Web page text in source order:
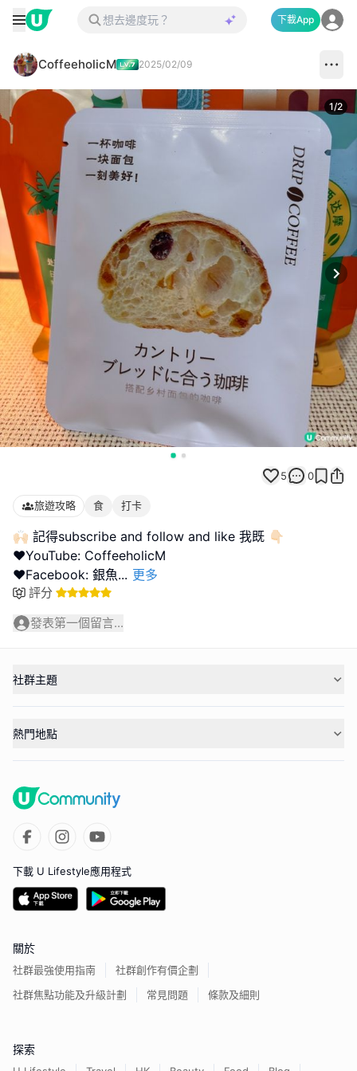
下載App
CoffeeholicM 2025/02/09
1/2
5 0
旅遊攻略 食 打卡
🙌🏻 記得subscribe and follow and like 我既 👇🏻
❤️YouTube: CoffeeholicM
❤️Facebook: 銀魚... 更多
評分
發表第一個留言...
社群主題
熱門地點
下載 U Lifestyle應用程式
關於
社群最強使用指南
社群創作有價企劃
社群焦點功能及升級計劃
常見問題 條款及細則
探索